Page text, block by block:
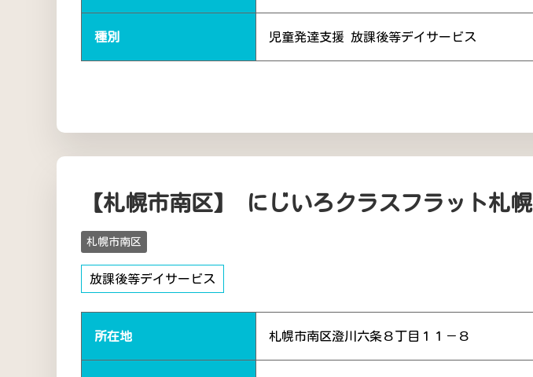
種別 児童発達支援 放課後等デイサービス
【札幌市南区】 にじいろクラスフラット札幌
札幌市南区
放課後等デイサービス
所在地 札幌市南区澄川六条８丁目１１－８